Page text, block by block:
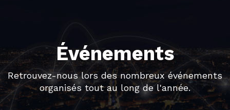
Événements
Retrouvez-nous lors des nombreux événements
organisés tout au long de l'année.